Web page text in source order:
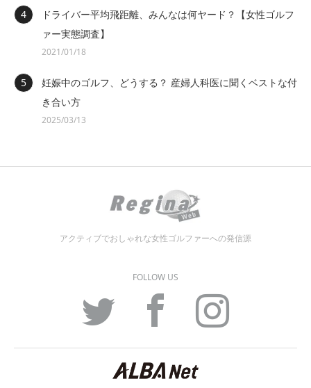
ドライバー平均飛距離、みんなは何ヤード？【女性ゴルフ
ァー実態調査】
2021/01/18
妊娠中のゴルフ、どうする？ 産婦人科医に聞くベストな付
き合い方
2025/03/13
アクティブでおしゃれな女性ゴルファーへの発信源
FOLLOW US
Facebook Instagram